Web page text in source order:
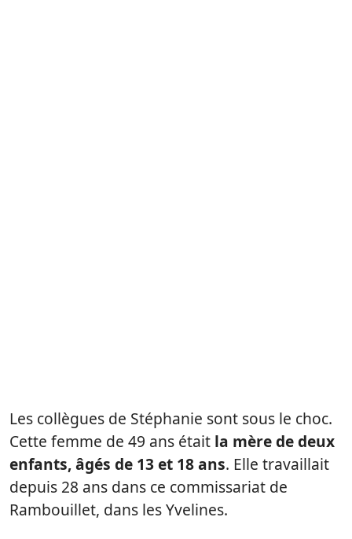
Les collègues de Stéphanie sont sous le choc.
Cette femme de 49 ans était la mère de deux
enfants, âgés de 13 et 18 ans. Elle travaillait
depuis 28 ans dans ce commissariat de
Rambouillet, dans les Yvelines.